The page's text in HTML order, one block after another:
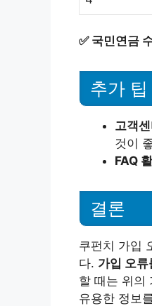
✅ 국민연금
추가 팁
고객
것이
FAQ
결론
쿠펀치 가입
다. 가입 오
할 때는 위의
유용한 정보